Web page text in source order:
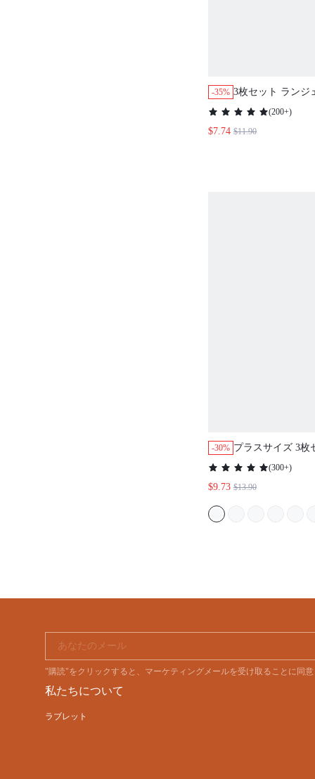
-35% 3枚セット ランジ
ターウェア スポ
ッドライズ ベー
ディース下着パ
(200+)
$7.74 $11.90
-30% プラスサイズ 3枚
ス 快適 通気性 コ
ハイウエスト ボ
フルデザイン ベ
ウェア兼用 ティ
(300+)
$9.73 $13.90
あなたのメール
"購読"をクリックすると、マーケティングメールを受け取ることに同
私たちについて
ラブレット